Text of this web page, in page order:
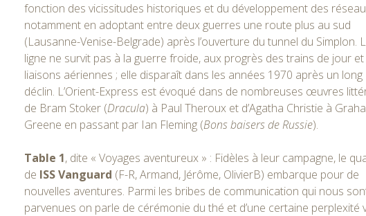
fonction des vicissitudes historiques et du développement des
notamment en adoptant entre deux guerres une route plus au sud
(Lausanne-Venise-Belgrade) après l’ouverture du tunnel du Simplon.
ligne ne survit pas à la guerre froide, aux progrès des trains de jour
liaisons aériennes ; elle disparaît dans les années 1970 après un long
déclin. L’Orient-Express est évoqué dans de nombreuses œuvres
de Bram Stoker (Dracula) à Paul Theroux et d’Agatha Christie à
Greene en passant par Ian Fleming (Bons baisers de Russie).
Table 1, dite « Voyages aventureux » : Fidèles à leur campagne, le
de ISS Vanguard (F-R, Armand, Jérôme, OlivierB) embarque pour de
nouvelles aventures. Parmi les bribes de communication qui nous
parvenues on parle de cérémonie du thé et d’une certaine perplexité